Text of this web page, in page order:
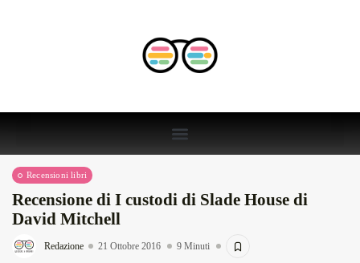
Recensioni libri
Recensione di I custodi di Slade House di
David Mitchell
Redazione 21 Ottobre 2016 9 Minuti